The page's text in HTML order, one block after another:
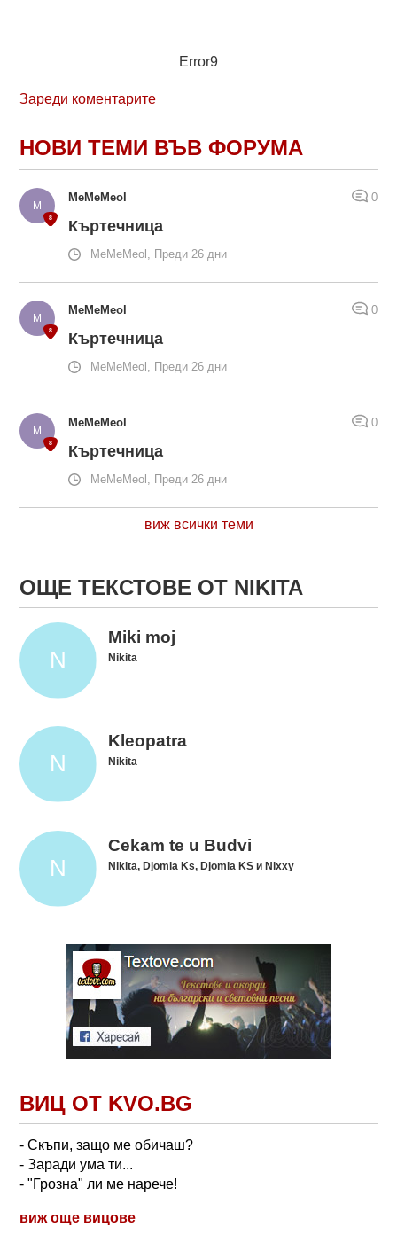
Error9
Зареди коментарите
НОВИ ТЕМИ ВЪВ ФОРУМА
MeMeMeol 0
Къртечница
MeMeMeol, Преди 26 дни
MeMeMeol 0
Къртечница
MeMeMeol, Преди 26 дни
MeMeMeol 0
Къртечница
MeMeMeol, Преди 26 дни
виж всички теми
ОЩЕ ТЕКСТОВЕ ОТ NIKITA
Miki moj
Nikita
Kleopatra
Nikita
Cekam te u Budvi
Nikita, Djomla Ks, Djomla KS и Nixxy
ВИЦ ОТ KVO.BG
- Скъпи, защо ме обичаш?
- Заради ума ти...
- "Грозна" ли ме нарече!
виж още вицове